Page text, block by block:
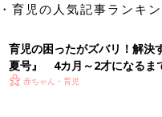
育児の人気記事ランキ
育児の困ったがズバリ！解決
夏号』 4カ月～2才になるま
いっぱい！
赤ちゃん・育児